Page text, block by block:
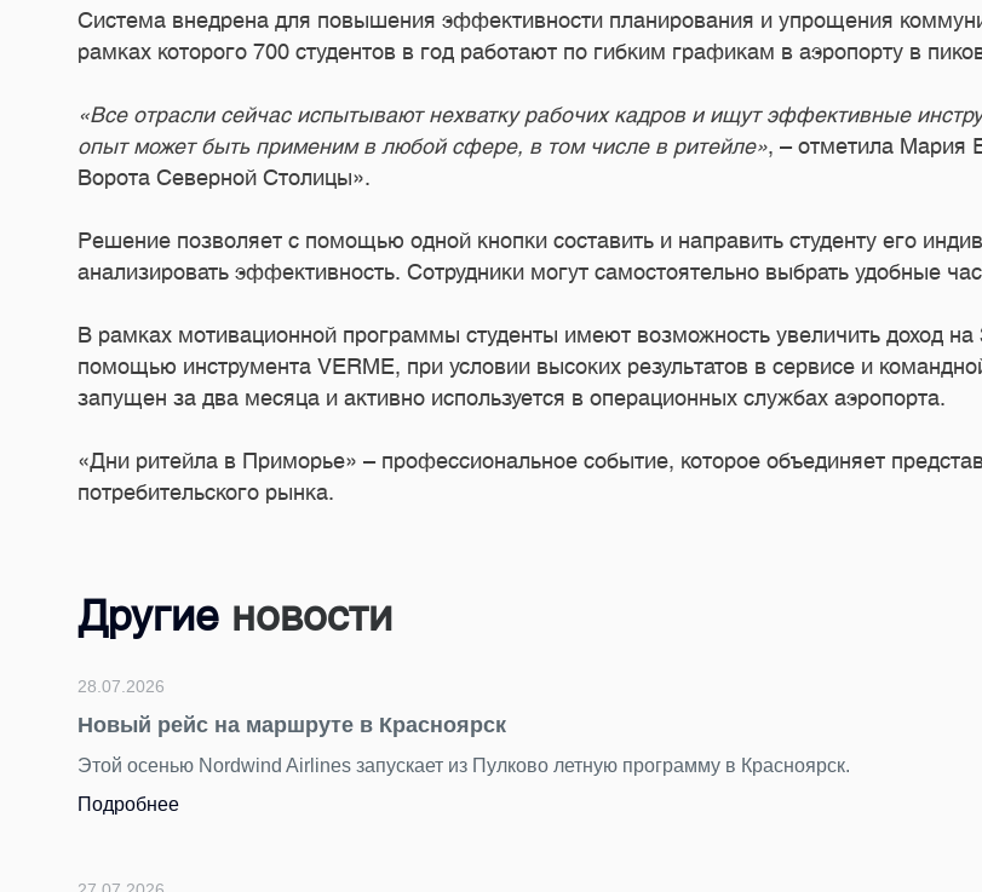
Система внедрена для повышения эффективности планирования и упрощения
рамках которого 700 студентов в год работают по гибким графикам в аэропорту в
«Все отрасли сейчас испытывают нехватку рабочих кадров и ищут эффективные
опыт может быть применим в любой сфере, в том числе в ритейле», – отметила Мария
Ворота Северной Столицы».
Решение позволяет с помощью одной кнопки составить и направить студенту его
анализировать эффективность. Сотрудники могут самостоятельно выбрать удобные
В рамках мотивационной программы студенты имеют возможность увеличить доход
помощью инструмента VERME, при условии высоких результатов в сервисе и
запущен за два месяца и активно используется в операционных службах аэропорта.
«Дни ритейла в Приморье» – профессиональное событие, которое объединяет
потребительского рынка.
Другие новости
За последние недели мы получили от вас